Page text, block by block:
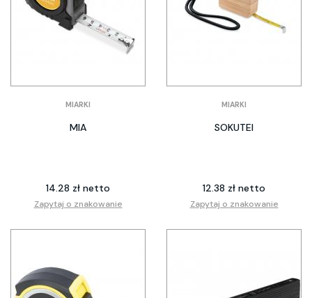
MIARKI
MIA
14.28 zł netto
Zapytaj o znakowanie
MIARKI
SOKUTEI
12.38 zł netto
Zapytaj o znakowanie